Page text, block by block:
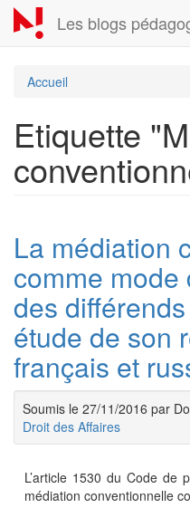
Aller
au
contenu
Les blogs
Accueil
Etiquette
La médiation
comme
des
étude de son
français et
Soumis le 27/11/2016 par
Droit des Affaires
L’article 1530 du Code de
médiation conventionnelle